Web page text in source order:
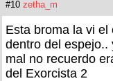
#10 zetha_m
Esta broma la vi
dentro del espejo..
mal no recuerdo
del Exorcista 2